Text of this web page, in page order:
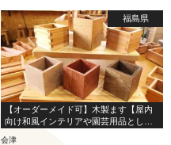
福島県
【オーダーメイド可】木製ます【屋内
向け和風インテリアや園芸用品として
会津